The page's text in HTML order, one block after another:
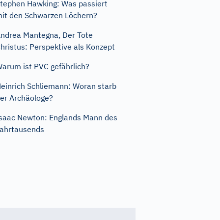
Hawking: Was passiert
den Schwarzen Löchern?
Mantegna, Der Tote
Perspektive als Konzept
ist PVC gefährlich?
Schliemann: Woran starb
Archäologe?
Newton: Englands Mann des